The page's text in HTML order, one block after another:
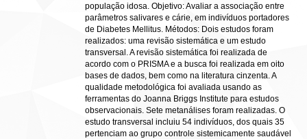
população idosa. Objetivo: Avaliar a associação entre
parâmetros salivares e cárie, em indivíduos portadores
de Diabetes Mellitus. Métodos: Dois estudos foram
realizados: uma revisão sistemática e um estudo
transversal. A revisão sistemática foi realizada de
acordo com o PRISMA e a busca foi realizada em oito
bases de dados, bem como na literatura cinzenta. A
qualidade metodológica foi avaliada usando as
ferramentas do Joanna Briggs Institute para estudos
observacionais. Sete metanálises foram realizadas. O
estudo transversal incluiu 54 indivíduos, dos quais 35
pertenciam ao grupo controle sistemicamente saudável